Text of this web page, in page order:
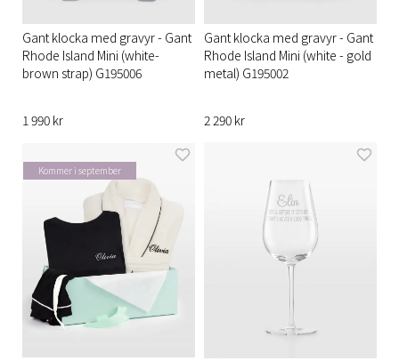
Gant klocka med gravyr - Gant
Rhode Island Mini (white-
brown strap) G195006
1 990 kr
Gant klocka med gravyr - Gant
Rhode Island Mini (white - gold
metal) G195002
2 290 kr
Kommer i september